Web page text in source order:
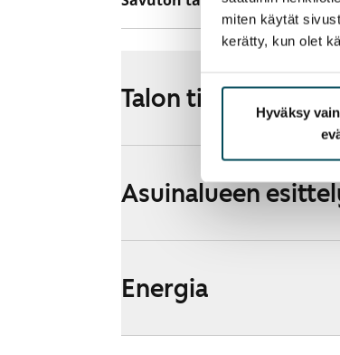
miten käytät
kerätty, kun olet
Hyväksy
Talon tiedot
Asuinalueen
Energia